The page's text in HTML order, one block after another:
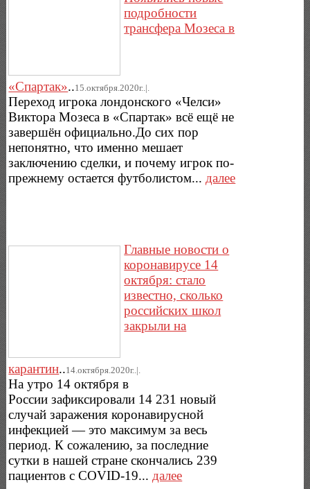
подробности
трансфера Мозеса в
«Спартак»..15.октября.2020г..|.
Переход игрока лондонского «Челси»
Виктора Мозеса в «Спартак» всё ещё не
завершён официально.До сих пор
непонятно, что именно мешает
заключению сделки, и почему игрок по-
прежнему остается футболистом... далее
Главные новости о
коронавирусе 14
октября: стало
известно, сколько
российских школ
закрыли на
карантин..14.октября.2020г..|.
На утро 14 октября в
России зафиксировали 14 231 новый
случай заражения коронавирусной
инфекцией — это максимум за весь
период. К сожалению, за последние
сутки в нашей стране скончались 239
пациентов с COVID-19...далее